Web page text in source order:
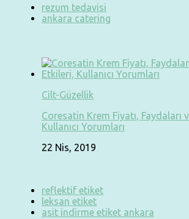
rezum tedavisi
ankara catering
Cilt-Güzellik
Coresatin Krem Fiyatı, Faydaları
Kullanıcı Yorumları
22 Nis, 2019
reflektif etiket
leksan etiket
asit indirme etiket ankara